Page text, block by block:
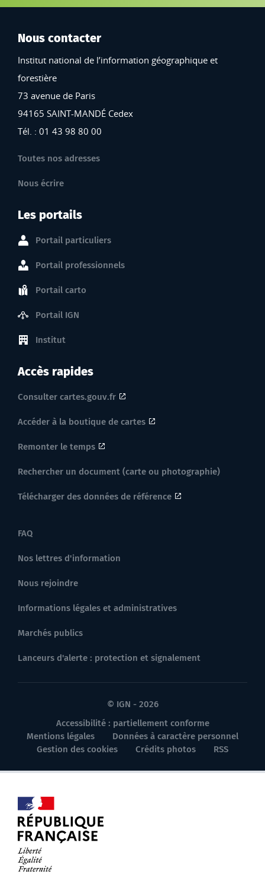
Nous contacter
Institut national de l’information géographique et
forestière
73 avenue de Paris
94165 SAINT-MANDÉ Cedex
Tél. : 01 43 98 80 00
Toutes nos adresses
Nous écrire
Les portails
Portail particuliers
Portail professionnels
Portail carto
Portail IGN
Institut
Accès rapides
Consulter cartes.gouv.fr
Accéder à la boutique de cartes
Remonter le temps
Rechercher un document (carte ou photographie)
Télécharger des données de référence
FAQ
Nos lettres d'information
Nous rejoindre
Informations légales et administratives
Marchés publics
Lanceurs d'alerte : protection et signalement
© IGN - 2026
Accessibilité : partiellement conforme
Mentions légales
Données à caractère personnel
Gestion des cookies
Crédits photos RSS